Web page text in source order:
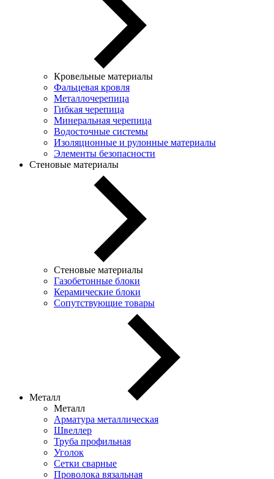
Кровельные материалы
Фальцевая кровля
Металлочерепица
Гибкая черепица
Минеральная черепица
Водосточные системы
Изоляционные и рулонные материалы
Элементы безопасности
Стеновые материалы
Стеновые материалы
Газобетонные блоки
Керамические блоки
Сопутствующие товары
Металл
Металл
Арматура металлическая
Швеллер
Труба профильная
Уголок
Сетки сварные
Проволока вязальная